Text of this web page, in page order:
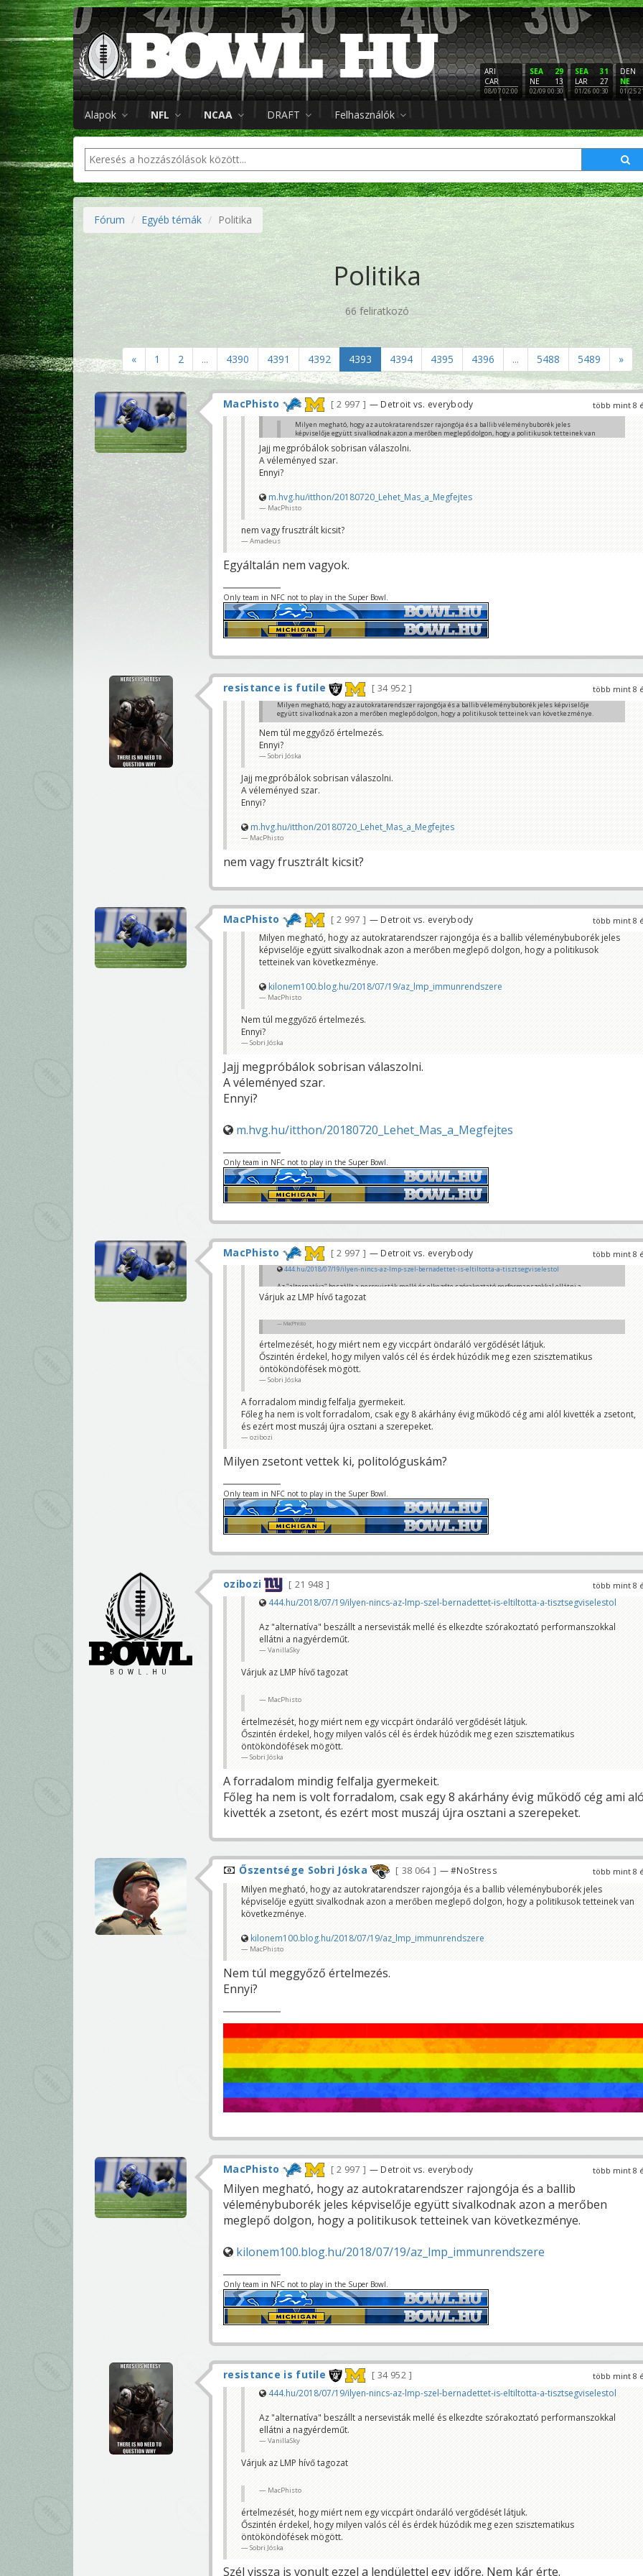
ARI
CAR
08/07 02:00
29
SEA
13
NE
02/09 00:30
31
SEA
27
LAR
01/26 00:30
DEN
NE
01/25
Alapok NFL NCAA DRAFT Felhasználók
Fórum Egyéb témák Politika
Politika
66 feliratkozó
« 1 2 ... 4390 4391 4392 4393 4394 4395 4396 ... 5488 5489 »
több mint 8
MacPhisto 2 997 — Detroit vs. everybody
Milyen megható, hogy az autokratarendszer rajongója és a ballib véleménybuborék jeles
képviselője együtt sivalkodnak azon a merőben meglepő dolgon, hogy a politikusok tetteinek van
kilonem100.blog.hu/2018/07/19/az_lmp_immunrendszere
MacPhisto
Ennyi?
Sobri Jóska
Jajj megpróbálok sobrisan válaszolni.
A véleményed szar.
Ennyi?
m.hvg.hu/itthon/20180720_Lehet_Mas_a_Megfejtes
MacPhisto
nem vagy frusztrált kicsit?
Amadeus
Egyáltalán nem vagyok.
Only team in NFC not to play in the Super Bowl.
több mint 8
resistance is futile 34 952
Milyen megható, hogy az autokratarendszer rajongója és a ballib véleménybuborék jeles képviselője
együtt sivalkodnak azon a merőben meglepő dolgon, hogy a politikusok tetteinek van következménye.
kilonem100.blog.hu/2018/07/19/az_lmp_immunrendszere
Nem túl meggyőző értelmezés.
Ennyi?
Sobri Jóska
Jajj megpróbálok sobrisan válaszolni.
A véleményed szar.
Ennyi?
m.hvg.hu/itthon/20180720_Lehet_Mas_a_Megfejtes
MacPhisto
nem vagy frusztrált kicsit?
több mint 8
MacPhisto 2 997 — Detroit vs. everybody
Milyen megható, hogy az autokratarendszer rajongója és a ballib véleménybuborék jeles
képviselője együtt sivalkodnak azon a merőben meglepő dolgon, hogy a politikusok
tetteinek van következménye.
kilonem100.blog.hu/2018/07/19/az_lmp_immunrendszere
MacPhisto
Nem túl meggyőző értelmezés.
Ennyi?
Sobri Jóska
Jajj megpróbálok sobrisan válaszolni.
A véleményed szar.
Ennyi?
m.hvg.hu/itthon/20180720_Lehet_Mas_a_Megfejtes
Only team in NFC not to play in the Super Bowl.
több mint 8
MacPhisto 2 997 — Detroit vs. everybody
444.hu/2018/07/19/ilyen-nincs-az-lmp-szel-bernadettet-is-eltiltotta-a-tisztsegviselestol
Az "alternatíva" beszállt a nersevisták mellé és elkezdte szórakoztató performanszokkal ellátni a
nagyérdeműt.
Várjuk az LMP hívő tagozat
MacPhisto
értelmezését, hogy miért nem egy viccpárt öndaráló vergődését látjuk.
Őszintén érdekel, hogy milyen valós cél és érdek húzódik meg ezen szisztematikus
öntököndöfések mögött.
Sobri Jóska
A forradalom mindig felfalja gyermekeit.
Főleg ha nem is volt forradalom, csak egy 8 akárhány évig működő cég ami alól kivették a zsetont,
és ezért most muszáj újra osztani a szerepeket.
ozibozi
Milyen zsetont vettek ki, politológuskám?
Only team in NFC not to play in the Super Bowl.
több mint 8
ozibozi
21 948
444.hu/2018/07/19/ilyen-nincs-az-lmp-szel-bernadettet-is-eltiltotta-a-tisztsegviselestol
Az "alternatíva" beszállt a nersevisták mellé és elkezdte szórakoztató performanszokkal
ellátni a nagyérdeműt.
VanillaSky
Várjuk az LMP hívő tagozat
MacPhisto
értelmezését, hogy miért nem egy viccpárt öndaráló vergődését látjuk.
Őszintén érdekel, hogy milyen valós cél és érdek húzódik meg ezen szisztematikus
öntököndöfések mögött.
Sobri Jóska
A forradalom mindig felfalja gyermekeit.
Főleg ha nem is volt forradalom, csak egy 8 akárhány évig működő cég ami
kivették a zsetont, és ezért most muszáj újra osztani a szerepeket.
több mint 8
Őszentsége Sobri Jóska 38 064 — #NoStress
Milyen megható, hogy az autokratarendszer rajongója és a ballib véleménybuborék jeles
képviselője együtt sivalkodnak azon a merőben meglepő dolgon, hogy a politikusok tetteinek van
következménye.
kilonem100.blog.hu/2018/07/19/az_lmp_immunrendszere
MacPhisto
Nem túl meggyőző értelmezés.
Ennyi?
több mint 8
MacPhisto 2 997 — Detroit vs. everybody
Milyen megható, hogy az autokratarendszer rajongója és a ballib
véleménybuborék jeles képviselője együtt sivalkodnak azon a merőben
meglepő dolgon, hogy a politikusok tetteinek van következménye.
kilonem100.blog.hu/2018/07/19/az_lmp_immunrendszere
Only team in NFC not to play in the Super Bowl.
több mint 8
resistance is futile
34 952
444.hu/2018/07/19/ilyen-nincs-az-lmp-szel-bernadettet-is-eltiltotta-a-tisztsegviselestol
Az "alternatíva" beszállt a nersevisták mellé és elkezdte szórakoztató performanszokkal
ellátni a nagyérdeműt.
VanillaSky
Várjuk az LMP hívő tagozat
MacPhisto
értelmezését, hogy miért nem egy viccpárt öndaráló vergődését látjuk.
Őszintén érdekel, hogy milyen valós cél és érdek húzódik meg ezen szisztematikus
öntököndöfések mögött.
Sobri Jóska
Szél vissza is vonult ezzel a lendülettel egy időre. Nem kár érte.